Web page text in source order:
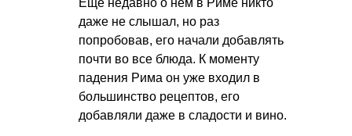
даже не слышал, но раз
попробовав, его начали добавлять
почти во все блюда. К моменту
падения Рима он уже входил в
большинство рецептов, его
добавляли даже в сладости и вино.